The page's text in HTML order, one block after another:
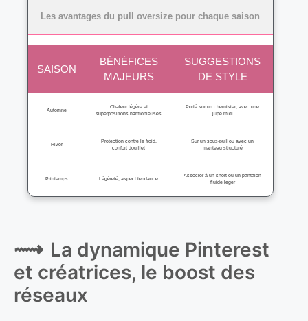
Les avantages du pull oversize pour chaque saison
SAISON
BÉNÉFICES
MAJEURS
SUGGESTIONS
DE STYLE
Automne
Chaleur légère et
superpositions harmonieuses
Porté sur un chemisier, avec une
jupe midi
Hiver
Protection contre le froid,
confort douillet
Sur un sous-pull ou avec un
manteau structuré
Printemps Légèreté, aspect tendance
Associer à un short ou un pantalon
fluide léger
La dynamique Pinterest
et créatrices, le boost des
réseaux